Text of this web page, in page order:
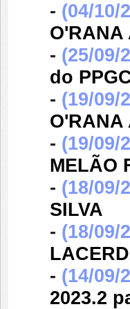
- (04/10/
O'RANA
- (25/09/
do
- (19/09/
O'RANA
- (19/09/
MELÃO
- (18/09/
SILVA
- (18/09/
- (14/09/
2023.2